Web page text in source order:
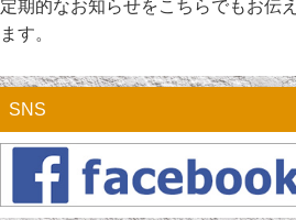
定期的なお知らせをこちらでもお伝え
ます。
SNS